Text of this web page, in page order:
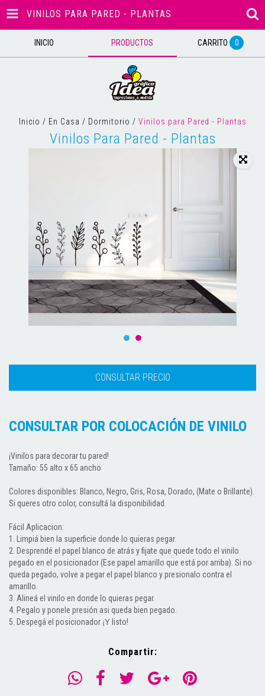
VINILOS PARA PARED - PLANTAS
INICIO PRODUCTOS CARRITO 0
Inicio / En Casa / Dormitorio / Vinilos para Pared - Plantas
Vinilos Para Pared - Plantas
CONSULTAR POR COLOCACIÓN DE VINILO
¡Vinilos para decorar tu pared!
Tamaño: 55 alto x 65 ancho
Colores disponibles: Blanco, Negro, Gris, Rosa, Dorado, (Mate o Brillante).
Si queres otro color, consultá la disponibilidad.
Fácil Aplicacion:
1. Limpiá bien la superficie donde lo quieras pegar.
2. Desprendé el papel blanco de atrás y fijate que quede todo el vinilo
pegado en el posicionador (Ese papel amarillo que está por arriba). Si no
queda pegado, volve a pegar el papel blanco y presionalo contra el
amarillo.
3. Alineá el vinilo en donde lo quieras pegar.
4. Pegalo y ponele presión asi queda bien pegado.
5. Despegá el posicionador ¡Y listo!
Compartir: